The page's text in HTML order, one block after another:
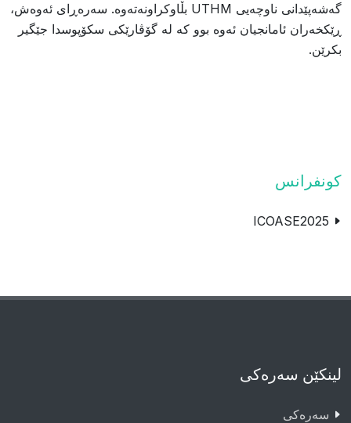
گەشەپێدانی ناوچەیی UTHM بڵاوکراونەتەوە. سەرەڕای ئەوەش،
ڕێکخەران ئامانجیان ئەوە بوو کە لە گۆڤارێکی سکۆپوسدا جێگیر
بکرێن.
كونفرانس
ICOASE2025
لینکێن سەرەکی
سەرەکى